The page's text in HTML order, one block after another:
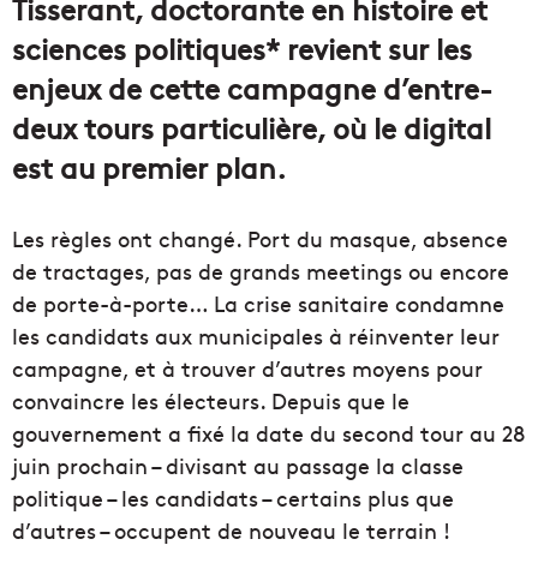
sciences politiques* revient sur les
enjeux de cette campagne d’entre-
deux tours particulière, où le digital
est au premier plan.
Les règles ont changé. Port du masque, absence
de tractages, pas de grands meetings ou encore
de porte-à-porte… La crise sanitaire condamne
les candidats aux municipales à réinventer leur
campagne, et à trouver d’autres moyens pour
convaincre les électeurs. Depuis que le
gouvernement a fixé la date du second tour au 28
juin prochain – divisant au passage la classe
politique – les candidats – certains plus que
d’autres – occupent de nouveau le terrain !